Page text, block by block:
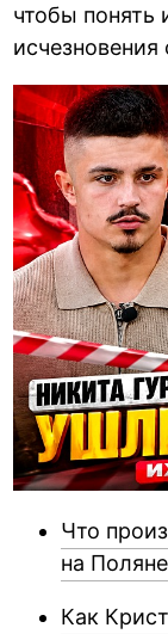
чтобы понять
исчезновения
Что
на Поляне
Как